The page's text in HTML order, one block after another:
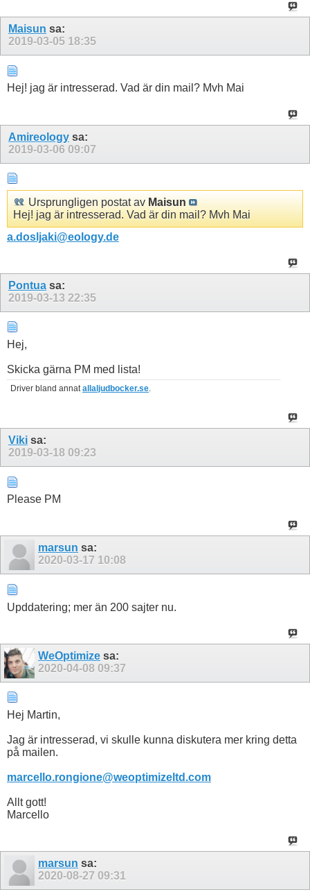
Maisun sa:
2019-03-05 18:35
Hej! jag är intresserad. Vad är din mail? Mvh Mai
Amireology sa:
2019-03-06 09:07
Ursprungligen postat av Maisun
Hej! jag är intresserad. Vad är din mail? Mvh Mai
a.dosljaki@eology.de
Pontua sa:
2019-03-13 22:35
Hej,
Skicka gärna PM med lista!
Driver bland annatallaljudbocker.se.
Viki sa:
2019-03-18 09:23
Please PM
marsun sa:
2020-03-17 10:08
Upddatering; mer än 200 sajter nu.
WeOptimize sa:
2020-04-08 09:37
Hej Martin,
Jag är intresserad, vi skulle kunna diskutera mer kring detta
på mailen.
marcello.rongione@weoptimizeltd.com
Allt gott!
Marcello
marsun sa:
2020-08-27 09:31